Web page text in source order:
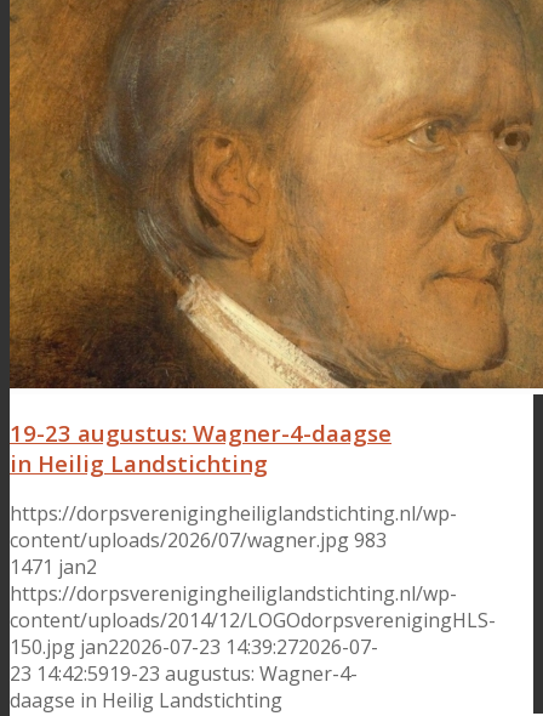
19-23 augustus: Wagner-4-daagse
in Heilig Landstichting
https://dorpsverenigingheiliglandstichting.nl/wp-
content/uploads/2026/07/wagner.jpg983
1471 jan2
https://dorpsverenigingheiliglandstichting.nl/wp-
content/uploads/2014/12/LOGOdorpsverenigingHLS-
150.jpg jan22026-07-23 14:39:272026-07-
23 14:42:5919-23 augustus: Wagner-4-
daagse in Heilig Landstichting